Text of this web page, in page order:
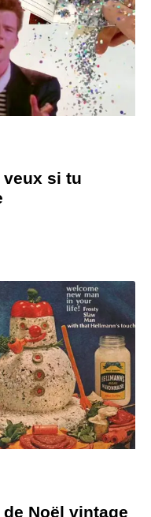
veux si tu
Noël vintage